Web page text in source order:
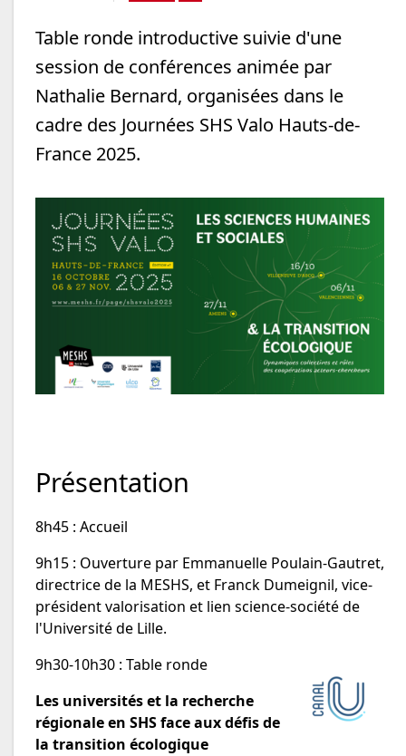
Table ronde introductive suivie d'une
session de conférences animée par
Nathalie Bernard, organisées dans le
cadre des Journées SHS Valo Hauts-de-
France 2025.
Présentation
8h45 : Accueil
9h15 : Ouverture par Emmanuelle Poulain-Gautret,
directrice de la MESHS, et Franck Dumeignil, vice-
président valorisation et lien science-société de
l'Université de Lille.
9h30-10h30 : Table ronde
Les universités et la recherche
régionale en SHS face aux défis de
la transition écologique